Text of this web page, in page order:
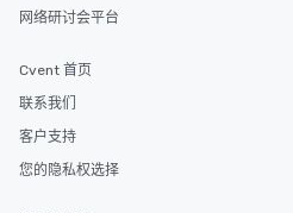
网络研讨会平台
Cvent 首页
联系我们
客户支持
您的隐私权选择